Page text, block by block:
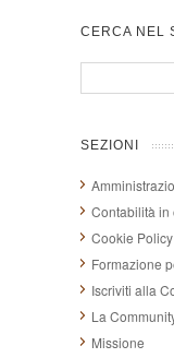
CERCA NEL
SEZIONI
Contabilità in
Cookie
Formazione
Iscriviti alla
La
Missione